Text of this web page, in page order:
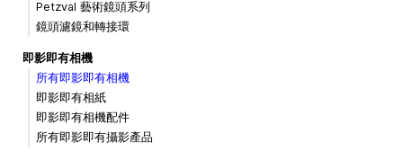
Petzval 藝術鏡頭系列
鏡頭濾鏡和轉接環
即影即有相機
所有即影即有相機
即影即有相紙
即影即有相機配件
所有即影即有攝影產品